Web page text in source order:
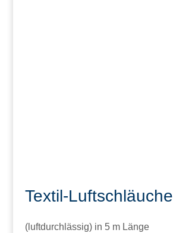
Textil-Luftschläuche
(luftdurchlässig) in 5 m Länge